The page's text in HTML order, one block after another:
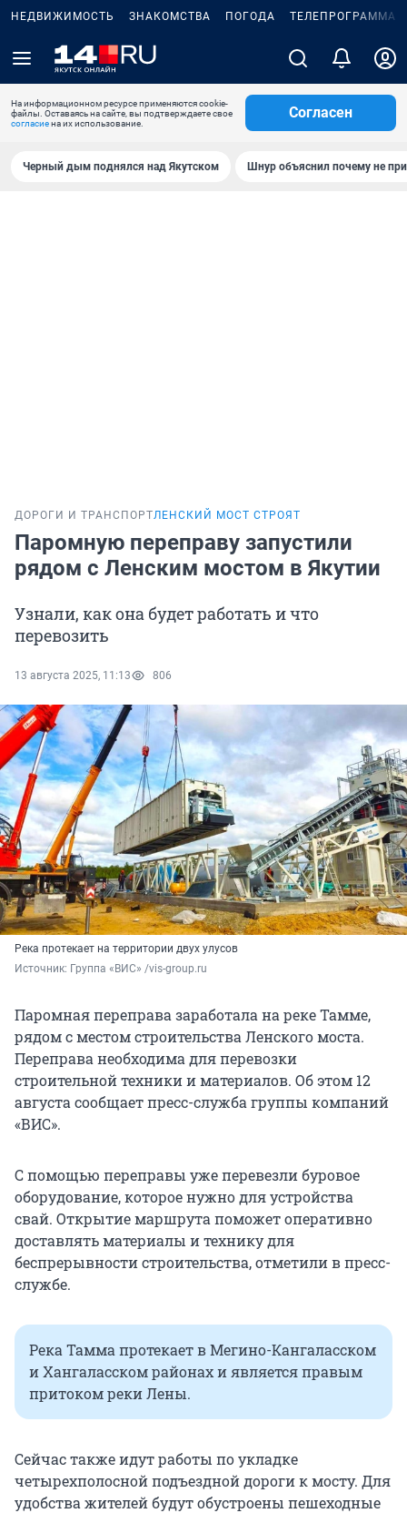
НЕДВИЖИМОСТЬ ЗНАКОМСТВА ПОГОДА ТЕЛЕПРОГРАММА
На информационном ресурсе применяются cookie-
файлы. Оставаясь на сайте, вы подтверждаете свое
согласиена их использование.
Согласен
Черный дым поднялся над Якутском Шнур объяснил почему не
ДОРОГИ И ТРАНСПОРТЛЕНСКИЙ МОСТ СТРОЯТ
Паромную переправу запустили
рядом с Ленским мостом в Якутии
Узнали, как она будет работать и что
перевозить
13 августа 2025, 11:13 806
Река протекает на территории двух улусов
Источник: Группа «ВИС» /vis-group.ru
Паромная переправа заработала на реке Тамме,
рядом с местом строительства Ленского моста.
Переправа необходима для перевозки
строительной техники и материалов. Об этом 12
августа сообщает пресс-служба группы компаний
«ВИС».
С помощью переправы уже перевезли буровое
оборудование, которое нужно для устройства
свай. Открытие маршрута поможет оперативно
доставлять материалы и технику для
беспрерывности строительства, отметили в пресс-
службе.
Река Тамма протекает в Мегино-Кангаласском
и Хангаласском районах и является правым
притоком реки Лены.
Сейчас также идут работы по укладке
четырехполосной подъездной дороги к мосту. Для
удобства жителей будут обустроены пешеходные